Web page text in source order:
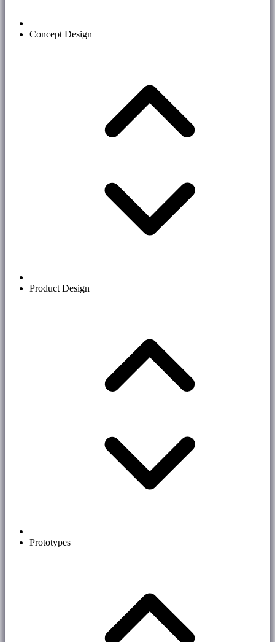
Concept Design
Product Design
Prototypes